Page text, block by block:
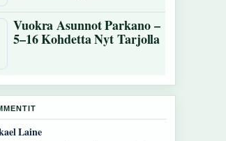
Vuokra Asunnot Parkano –
5–16 Kohdetta Nyt Tarjolla
Makinen